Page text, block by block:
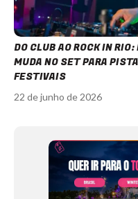
DO CLUB AO ROCK IN
MUDA NO SET PARA
FESTIVAIS
22 de junho de 2026